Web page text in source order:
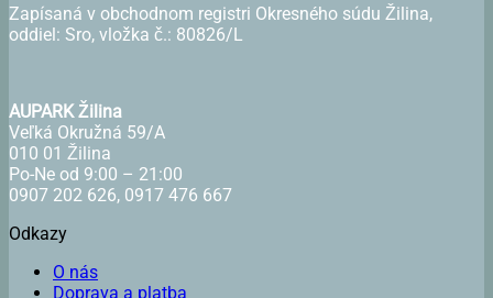
Zapísaná v obchodnom registri Okresného súdu Žilina,
oddiel: Sro, vložka č.: 80826/L
AUPARK Žilina
Veľká Okružná 59/A
010 01 Žilina
Po-Ne od 9:00 – 21:00
0907 202 626, 0917 476 667
Odkazy
O nás
Doprava a platba